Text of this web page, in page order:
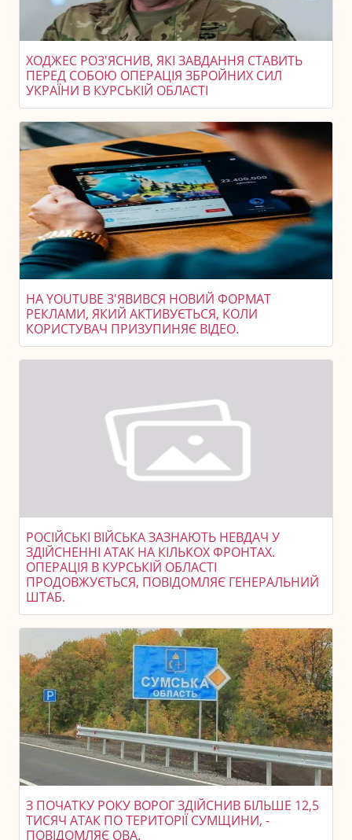
ХОДЖЕС РОЗ'ЯСНИВ, ЯКІ ЗАВДАННЯ СТАВИТЬ
ПЕРЕД СОБОЮ ОПЕРАЦІЯ ЗБРОЙНИХ СИЛ
УКРАЇНИ В КУРСЬКІЙ ОБЛАСТІ
НА YOUTUBE З'ЯВИВСЯ НОВИЙ ФОРМАТ
РЕКЛАМИ, ЯКИЙ АКТИВУЄТЬСЯ, КОЛИ
КОРИСТУВАЧ ПРИЗУПИНЯЄ ВІДЕО.
РОСІЙСЬКІ ВІЙСЬКА ЗАЗНАЮТЬ НЕВДАЧ У
ЗДІЙСНЕННІ АТАК НА КІЛЬКОХ ФРОНТАХ.
ОПЕРАЦІЯ В КУРСЬКІЙ ОБЛАСТІ
ПРОДОВЖУЄТЬСЯ, ПОВІДОМЛЯЄ ГЕНЕРАЛЬНИЙ
ШТАБ.
З ПОЧАТКУ РОКУ ВОРОГ ЗДІЙСНИВ БІЛЬШЕ 12,5
ТИСЯЧ АТАК ПО ТЕРИТОРІЇ СУМЩИНИ, -
ПОВІДОМЛЯЄ ОВА.